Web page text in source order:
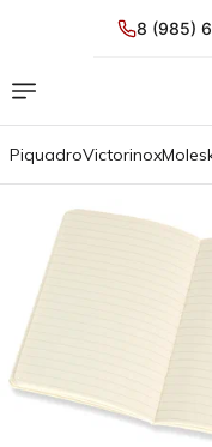
8 (985)
PiquadroVictorinox